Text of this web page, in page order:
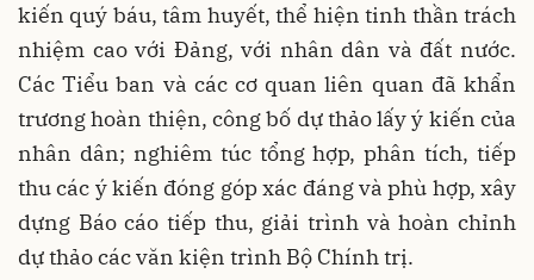
kiến quý báu, tâm huyết, thể hiện tinh thần trách
nhiệm cao với Đảng, với nhân dân và đất nước.
Các Tiểu ban và các cơ quan liên quan đã khẩn
trương hoàn thiện, công bố dự thảo lấy ý kiến của
nhân dân; nghiêm túc tổng hợp, phân tích, tiếp
thu các ý kiến đóng góp xác đáng và phù hợp, xây
dựng Báo cáo tiếp thu, giải trình và hoàn chỉnh
dự thảo các văn kiện trình Bộ Chính trị.